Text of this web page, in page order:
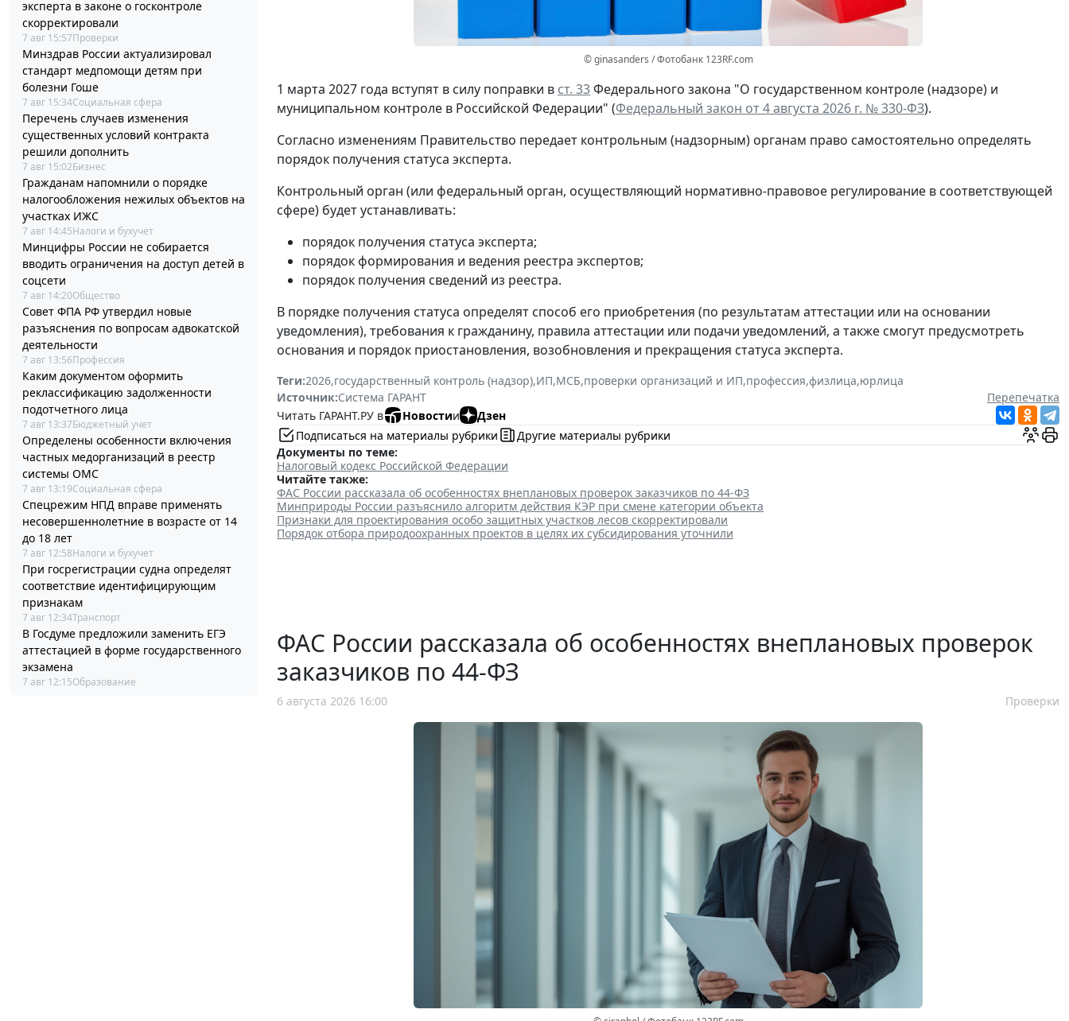
эксперта в законе о госконтроле
скорректировали
7 авг 15:57Проверки
Минздрав России актуализировал
стандарт медпомощи детям при
болезни Гоше
7 авг 15:34Социальная сфера
Перечень случаев изменения
существенных условий контракта
решили дополнить
7 авг 15:02Бизнес
Гражданам напомнили о порядке
налогообложения нежилых объектов на
участках ИЖС
7 авг 14:45Налоги и бухучет
Минцифры России не собирается
вводить ограничения на доступ детей в
соцсети
7 авг 14:20Общество
Совет ФПА РФ утвердил новые
разъяснения по вопросам адвокатской
деятельности
7 авг 13:56Профессия
Каким документом оформить
реклассификацию задолженности
подотчетного лица
7 авг 13:37Бюджетный учет
Определены особенности включения
частных медорганизаций в реестр
системы ОМС
7 авг 13:19Социальная сфера
Спецрежим НПД вправе применять
несовершеннолетние в возрасте от 14
до 18 лет
7 авг 12:58Налоги и бухучет
При госрегистрации судна определят
соответствие идентифицирующим
признакам
7 авг 12:34Транспорт
В Госдуме предложили заменить ЕГЭ
аттестацией в форме государственного
экзамена
7 авг 12:15Образование
© ginasanders / Фотобанк 123RF.com
1 марта 2027 года вступят в силу поправки в ст. 33Федерального закона "О государственном контроле (надзоре) и
муниципальном контроле в Российской Федерации" (Федеральный закон от 4 августа 2026 г. № 330-ФЗ).
Согласно изменениям Правительство передает контрольным (надзорным) органам право самостоятельно определять
порядок получения статуса эксперта.
Контрольный орган (или федеральный орган, осуществляющий нормативно-правовое регулирование в соответствующей
сфере) будет устанавливать:
порядок получения статуса эксперта;
порядок формирования и ведения реестра экспертов;
порядок получения сведений из реестра.
В порядке получения статуса определят способ его приобретения (по результатам аттестации или на основании
уведомления), требования к гражданину, правила аттестации или подачи уведомлений, а также смогут предусмотреть
основания и порядок приостановления, возобновления и прекращения статуса эксперта.
Теги:2026,государственный контроль (надзор),ИП,МСБ,проверки организаций и ИП,профессия,физлица,юрлица
Источник:Система ГАРАНТ
Перепечатка
Читать ГАРАНТ.РУ в
Новостии
Дзен
Подписаться на материалы рубрики
Другие материалы рубрики
Документы по теме:
Налоговый кодекс Российской Федерации
Читайте также:
ФАС России рассказала об особенностях внеплановых проверок заказчиков по 44-ФЗ
Минприроды России разъяснило алгоритм действия КЭР при смене категории объекта
Признаки для проектирования особо защитных участков лесов скорректировали
Порядок отбора природоохранных проектов в целях их субсидирования уточнили
ФАС России рассказала об особенностях внеплановых проверок
заказчиков по 44-ФЗ
6 августа 2026 16:00 Проверки